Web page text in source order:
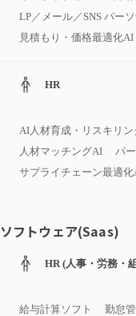
LP／メール／SNS パー
見積もり・価格最適化AI
HR
AI人材育成・リスキリン
人材マッチングAI
パ
サプライチェーン最適化
ソフトウェア(Saas)
HR (人事・労務・
給与計算ソフト 勤怠